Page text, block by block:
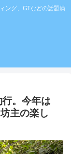
ング、GTなどの話題満
行。今年は
主の楽し